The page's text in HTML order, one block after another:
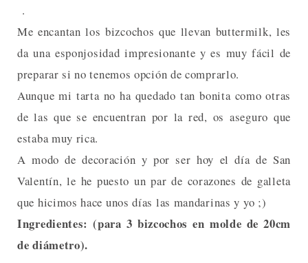
.
Me encantan los bizcochos que llevan buttermilk, les
da una esponjosidad impresionante y es muy fácil de
preparar si no tenemos opción de comprarlo.
Aunque mi tarta no ha quedado tan bonita como otras
de las que se encuentran por la red, os aseguro que
estaba muy rica.
A modo de decoración y por ser hoy el día de San
Valentín, le he puesto un par de corazones de galleta
que hicimos hace unos días las mandarinas y yo ;)
Ingredientes: (para 3 bizcochos en molde de 20cm
de diámetro).